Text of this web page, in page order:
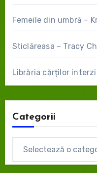
Femeile din umbră –
Sticlăreasa – Tracy
Librăria cărților
Categorii